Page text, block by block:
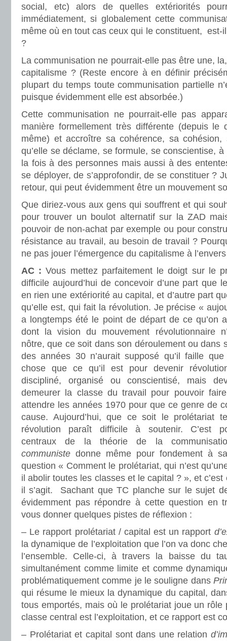
social, etc) alors de quelles extériorités
immédiatement, si globalement cette
même où en tout cas ceux qui le constituent, est-
?
La communisation ne pourrait-elle pas être une,
capitalisme ? (Reste encore à en définir
plupart du temps toute communisation partielle
puisque évidemment elle est absorbée.)
Cette communisation ne pourrait-elle pas
manière formellement très différente (depuis le
même) et accroître sa cohérence, sa
qu’elle se déclame, se formule, se conscientise,
la fois à des personnes mais aussi à des
se déployer, de s’approfondir, de se constituer ?
retour, qui peut évidemment être un mouvement
Que diriez-vous aux gens qui souffrent et qui
pour trouver un boulot alternatif sur la ZAD
pouvoir de non-achat par exemple ou pour
résistance au travail, au besoin de travail ?
ne pas jouer l’émergence du capitalisme à
AC : Vous mettez parfaitement le doigt sur le
difficile aujourd’hui de concevoir d’une part que
en rien une extériorité au capital, et d’autre part
qu’elle est, qui fait la révolution. Je précise «
a longtemps été le point de départ de ce qu’on
dont la vision du mouvement révolutionnaire
nôtre, que ce soit dans son déroulement ou dans
des années 30 n’aurait supposé qu’il faille
chose que ce qu’il est pour devenir
discipliné, organisé ou conscientisé, mais
demeurer la classe du travail pour pouvoir
attendre les années 1970 pour que ce genre de
cause. Aujourd’hui, que ce soit le prolétariat
révolution paraît difficile à soutenir. C’est
centraux de la théorie de la
communiste donne même pour fondement à
question « Comment le prolétariat, qui n’est
il abolir toutes les classes et le capital ? », et
il s’agit. Sachant que TC planche sur le sujet
évidemment pas répondre à cette question en
vous donner quelques pistes de réflexion :
– Le rapport prolétariat / capital est un rapport
la dynamique de l’exploitation que l’on va donc
l’ensemble. Celle-ci, à travers la baisse du
simultanément comme limite et comme
problématiquement comme je le souligne dans
qui résume le mieux la dynamique du capital,
tous emportés, mais où le prolétariat joue un rôle
classe central est l’exploitation, et ce rapport est
– Prolétariat et capital sont dans une relation